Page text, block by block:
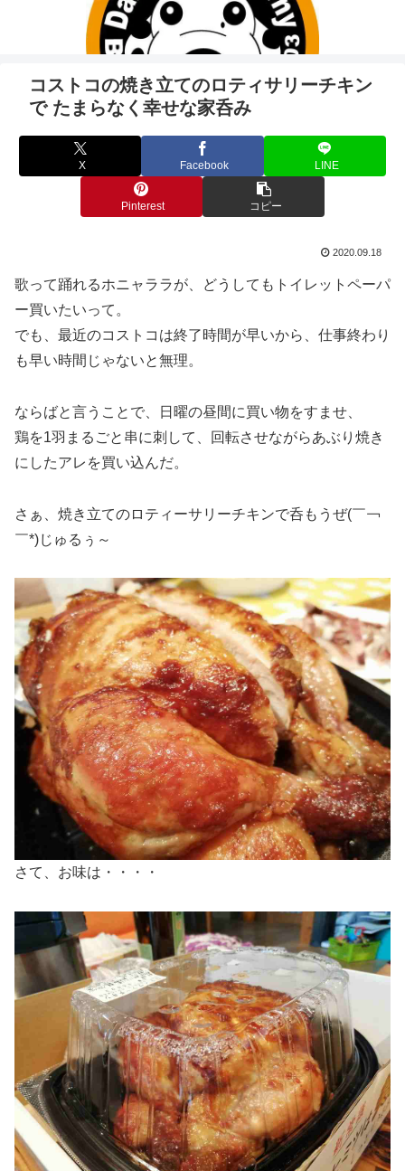
コストコの焼き立てのロティサリーチキン
で たまらなく幸せな家呑み
X Facebook LINE
Pinterest コピー
2020.09.18
歌って踊れるホニャララが、どうしてもトイレットペーパ
ー買いたいって。
でも、最近のコストコは終了時間が早いから、仕事終わり
も早い時間じゃないと無理。
ならばと言うことで、日曜の昼間に買い物をすませ、
鶏を1羽まるごと串に刺して、回転させながらあぶり焼き
にしたアレを買い込んだ。
さぁ、焼き立てのロティーサリーチキンで呑もうぜ(￣￢
￣*)じゅるぅ～
さて、お味は・・・・